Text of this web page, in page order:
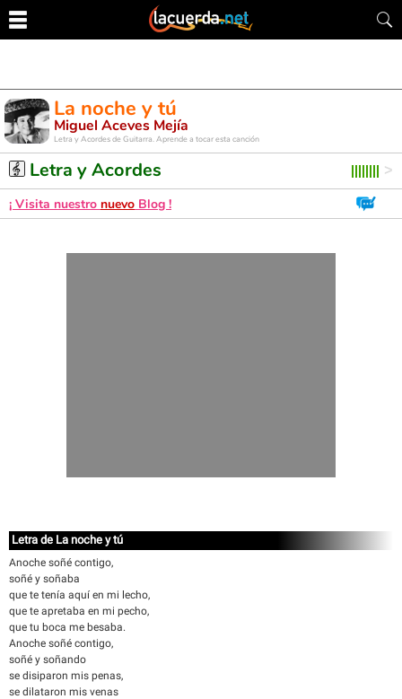
La noche y tú
Miguel Aceves Mejía
Letra y Acordes de Guitarra. Aprende a tocar esta canción
Letra y Acordes
¡ Visita nuestro nuevo Blog !
Letra de La noche y tú
Anoche soñé contigo,
soñé y soñaba
que te tenía aquí en mi lecho,
que te apretaba en mi pecho,
que tu boca me besaba.
Anoche soñé contigo,
soñé y soñando
se disiparon mis penas,
se dilataron mis venas